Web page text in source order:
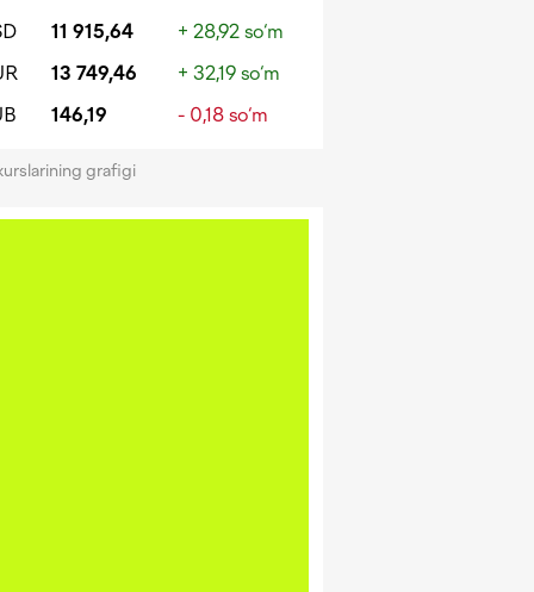
11 915,64
+ 28,92 so‘m
13 749,46
+ 32,19 so‘m
146,19 - 0,18 so‘m
grafigi